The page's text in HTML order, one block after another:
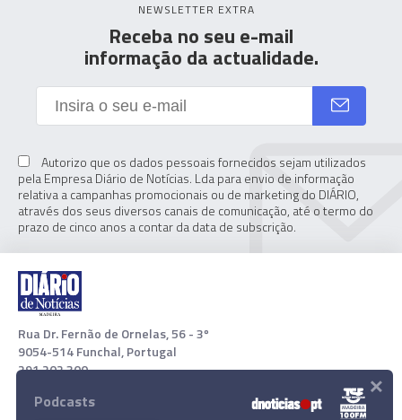
NEWSLETTER EXTRA
Receba no seu e-mail
informação da actualidade.
Autorizo que os dados pessoais fornecidos sejam utilizados
pela Empresa Diário de Notícias. Lda para envio de informação
relativa a campanhas promocionais ou de marketing do DIÁRIO,
através dos seus diversos canais de comunicação, até o termo do
prazo de cinco anos a contar da data de subscrição.
Rua Dr. Fernão de Ornelas, 56 - 3º
9054-514 Funchal, Portugal
291 202 300
Download App
Podcasts ×